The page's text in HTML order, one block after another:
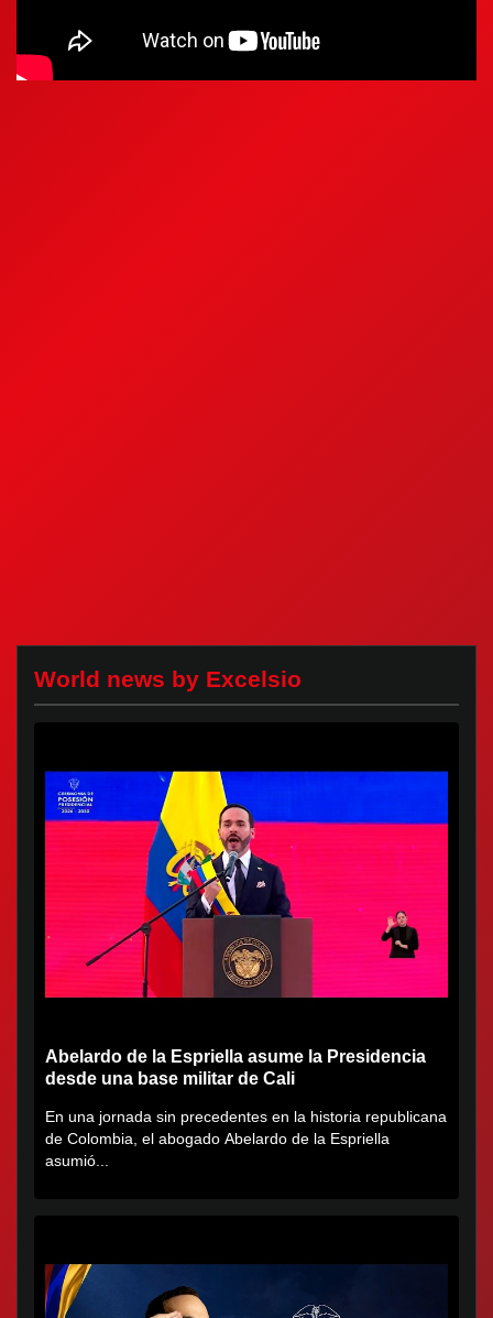
World news by Excelsio
Abelardo de la Espriella asume la Presidencia
desde una base militar de Cali
En una jornada sin precedentes en la historia republicana
de Colombia, el abogado Abelardo de la Espriella
asumió...